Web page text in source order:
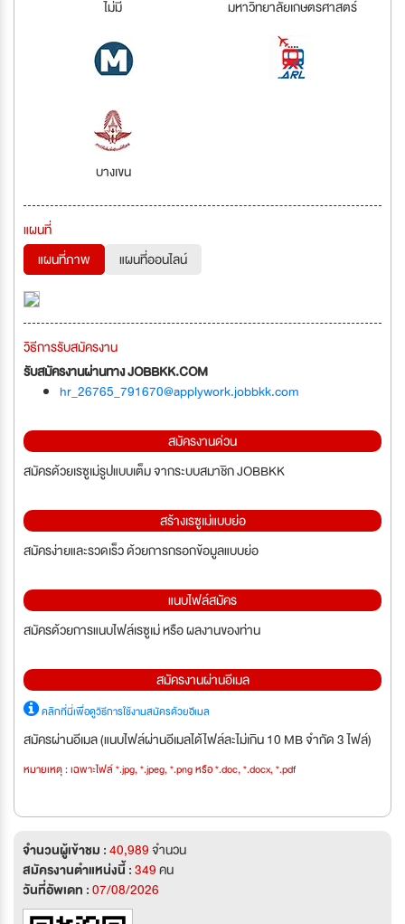
ไม่มี มหาวิทยาลัยเกษตรศาสตร์
บางเขน
แผนที่
แผนที่ภาพ
แผนที่ออนไลน์
วิธีการรับสมัครงาน
รับสมัครงานผ่านทาง JOBBKK.COM
hr_26765_791670@applywork.jobbkk.com
สมัครงานด่วน
สมัครด้วยเรซูเม่รูปแบบเต็ม จากระบบสมาชิก JOBBKK
สร้างเรซูเม่แบบย่อ
สมัครง่ายและรวดเร็ว ด้วยการกรอกข้อมูลแบบย่อ
แนบไฟล์สมัคร
สมัครด้วยการแนบไฟล์เรซูเม่ หรือ ผลงานของท่าน
สมัครงานผ่านอีเมล
คลิกที่นี่เพื่อดูวิธีการใช้งานสมัครด้วยอีเมล
สมัครผ่านอีเมล (แนบไฟล์ผ่านอีเมลได้ไฟล์ละไม่เกิน 10 MB จำกัด 3 ไฟล์)
หมายเหตุ : เฉพาะไฟล์ *.jpg, *.jpeg, *.png หรือ *.doc, *.docx, *.pdf
จำนวนผู้เข้าชม :40,989จำนวน
สมัครงานตำแหน่งนี้ :349คน
วันที่อัพเดท :07/08/2026